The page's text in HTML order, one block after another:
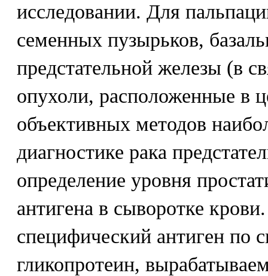
исследовании. Для
семенных пузырьков,
предстательной железы (в
опухоли, расположенные в
объективных методов
диагностике рака
определение уровня
антигена в сыворотке
специфический антиген по
гликопротеин,